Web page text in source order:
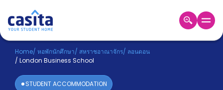
Home TH GBP
เข้าสู่
ระบบ
Home/ หอพักนักศึกษา/ สหราชอาณาจักร/ ลอนดอน
/ London Business School
STUDENT ACCOMMODATION